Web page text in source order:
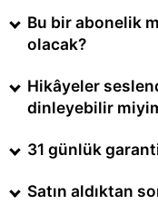
Bu bir abonelik
olacak?
Hikâyeler
dinleyebilir
31 günlük
Satın aldıktan